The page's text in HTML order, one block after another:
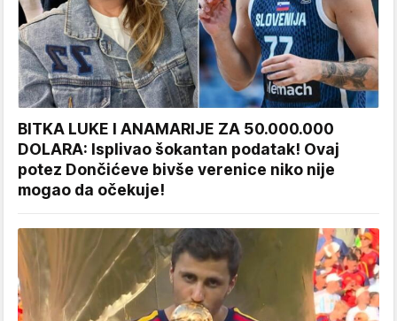
BITKA LUKE I ANAMARIJE ZA 50.000.000
DOLARA: Isplivao šokantan podatak! Ovaj
potez Dončićeve bivše verenice niko nije
mogao da očekuje!